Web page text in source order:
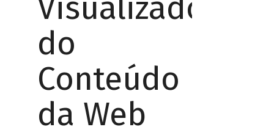
Visualizador
do
Conteúdo
da Web